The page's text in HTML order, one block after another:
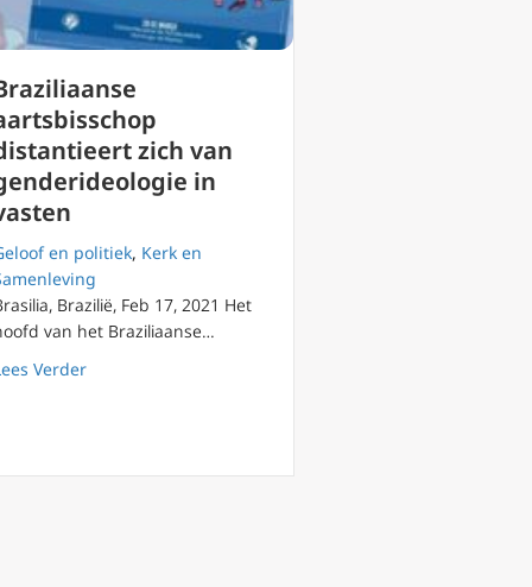
2)
ontmenselijking
zich van
in
en politiek, Kerk en
Brazilië, Feb 17, 2021 Het
van het Braziliaanse…
Verderabout Braziliaanse aartsbisschop distantieert zich van